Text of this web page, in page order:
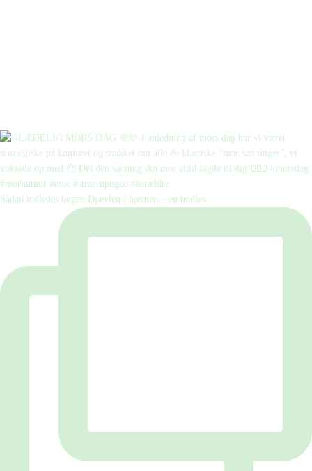
Sådan indledes bogen Djævlen i hjernen – en hudløs